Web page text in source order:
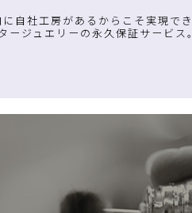
に自社工房があるからこそ実現で
ージュエリーの永久保証サービス。